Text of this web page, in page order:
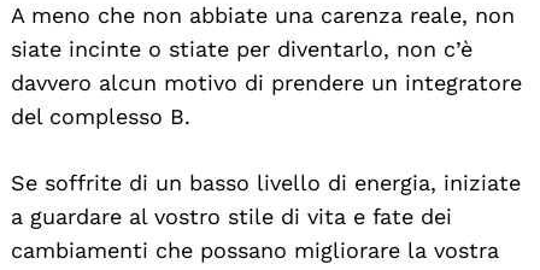
A meno che non abbiate una carenza reale, non
siate incinte o stiate per diventarlo, non c’è
davvero alcun motivo di prendere un integratore
del complesso B.
Se soffrite di un basso livello di energia, iniziate
a guardare al vostro stile di vita e fate dei
cambiamenti che possano migliorare la vostra
Search
For: